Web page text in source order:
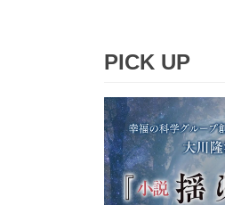
PICK UP